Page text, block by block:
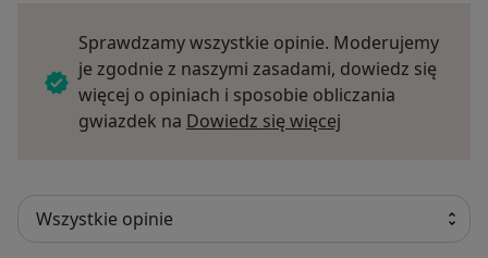
Sprawdzamy wszystkie opinie. Moderujemy
je zgodnie z naszymi zasadami, dowiedz się
więcej o opiniach i sposobie obliczania
gwiazdek na Dowiedz się więcej